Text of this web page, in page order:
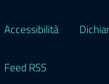
Accessibilità
Feed RSS